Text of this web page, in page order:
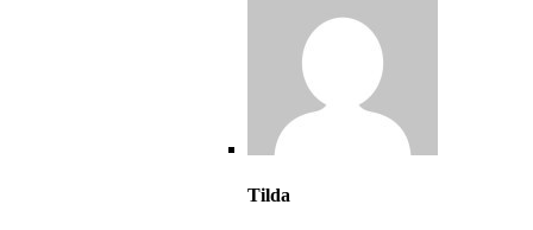
Tilda